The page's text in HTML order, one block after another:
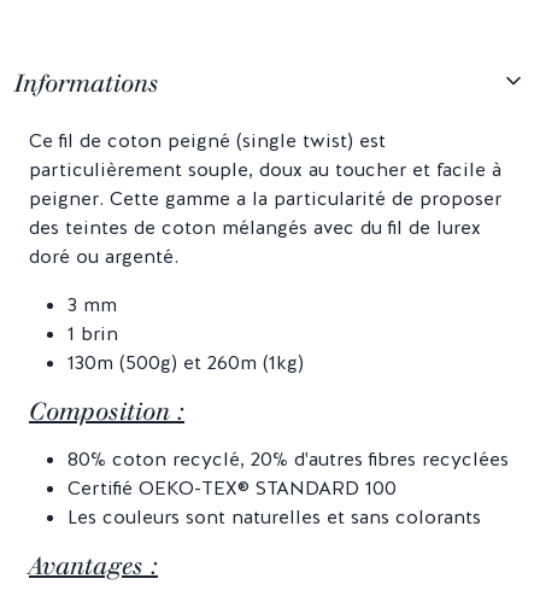
Informations
Ce fil de coton peigné (single twist) est
particulièrement souple, doux au toucher et facile à
peigner. Cette gamme a la particularité de proposer
des teintes de coton mélangés avec du fil de lurex
doré ou argenté.
3 mm
1 brin
130m (500g) et 260m (1kg)
Composition :
80% coton recyclé, 20% d'autres fibres recyclées
Certifié OEKO-TEX® STANDARD 100
Les couleurs sont naturelles et sans colorants
Avantages :